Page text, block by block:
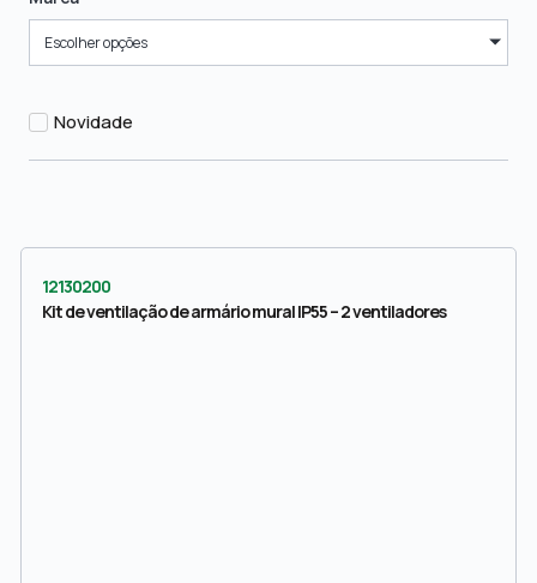
Escolher opções
Novidade
12130200
Kit de ventilação de armário mural IP55 – 2 ventiladores